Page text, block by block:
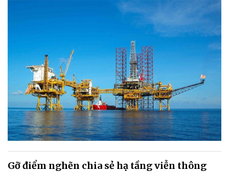
Gỡ điểm nghẽn chia sẻ hạ tầng viễn thông